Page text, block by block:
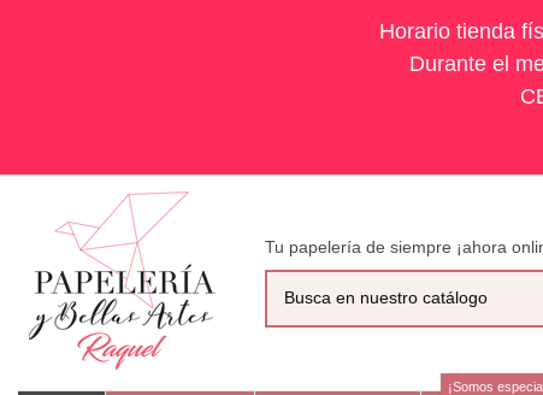
Horario tienda
Durante el
Tu papelería de siempre ¡ahora
¡Somos